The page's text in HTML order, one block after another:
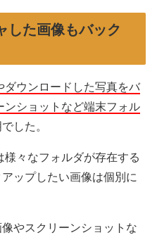
した画像もバック
ウンロードした写真をバ
ンショットなど端末フォル
した。
々なフォルダが存在する
ップしたい画像は個別に
やスクリーンショットな